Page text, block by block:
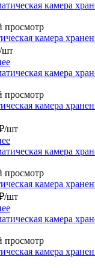
просмотр
камера
/шт
просмотр
камера
/шт
просмотр
камера
/шт
просмотр
камера